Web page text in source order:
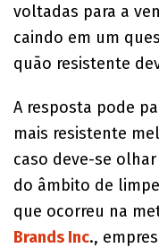
voltadas para a
caindo em um
quão resistente
A resposta pode
mais resistente
caso deve-se
do âmbito de
que ocorreu na
Brands Inc.,